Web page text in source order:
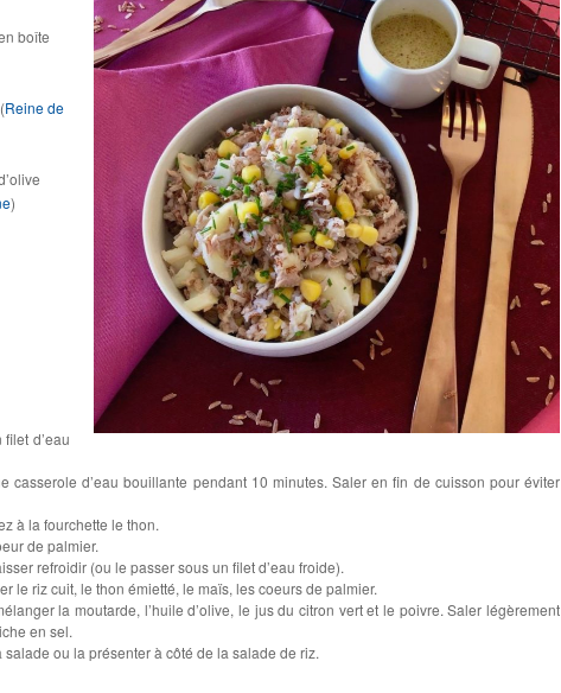
boîte
Reine de
)
d’eau
casserole d’eau bouillante pendant 10 minutes. Saler en fin de cuisson pour éviter
à la fourchette le thon.
de palmier.
refroidir (ou le passer sous un filet d’eau froide).
le riz cuit, le thon émietté, le maïs, les coeurs de palmier.
la moutarde, l’huile d’olive, le jus du citron vert et le poivre. Saler légèrement
en sel.
ou la présenter à côté de la salade de riz.